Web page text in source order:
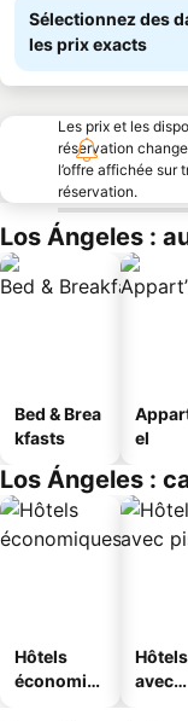
Sélectionnez des
les prix exacts
Les prix et les
réservation
l’offre affichée sur
réservation.
Los Ángeles :
Bed & Brea
kfasts
el
Los Ángeles :
Hôtels
économiq
Hôtels
avec